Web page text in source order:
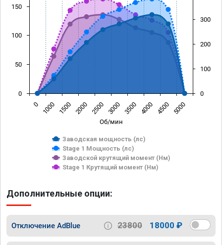
Об/мин
Заводская мощность (лс)
Stage 1 Мощность (лс)
Заводской крутящий момент (Нм)
Stage 1 Крутящий момент (Нм)
0 1000 1500 2000 2500 3000 3500 4000 4500 5000
0
50
100
150
0
100
200
300
Дополнительные опции:
Отключение AdBlue 23800 18000 ₽